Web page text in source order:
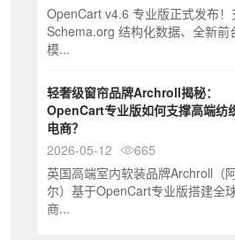
OpenCart v4.6 专业版正式发布！
Schema.org 结构化数据、全新前
模...
轻奢级窗帘品牌Archroll揭秘：
OpenCart专业版如何支撑高端纺
电商？
2026-05-12
665
英国高端室内软装品牌Archroll（
尔）基于OpenCart专业版搭建全
商...